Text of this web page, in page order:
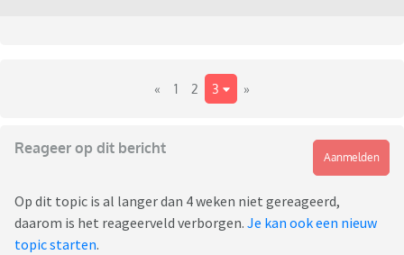
« 1 2 3 »
Reageer op dit bericht
Aanmelden
Op dit topic is al langer dan 4 weken niet gereageerd,
daarom is het reageerveld verborgen. Je kan ook een nieuw
topic starten.